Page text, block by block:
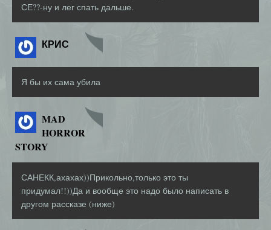
СЕ??-ну и лег спать дальше.
КРИС
Я бы их сама убила
MAD
HORROR
STORY
САНЕКК,ахахах))Прикольно,только это ты
придумал!!))Да и вообще это надо было написать в
другом рассказе (ниже)